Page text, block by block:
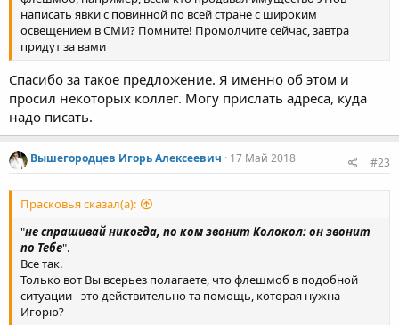
написать явки с повинной по всей стране с широким
освещением в СМИ? Помните! Промолчите сейчас, завтра
придут за вами
Спасибо за такое предложение. Я именно об этом и
просил некоторых коллег. Могу прислать адреса, куда
надо писать.
Вышегородцев Игорь Алексеевич 17 Май 2018 #23
Прасковья сказал(а):
"не спрашивай никогда, по ком звонит Колокол: он звонит
по Тебе".
Все так.
Только вот Вы всерьез полагаете, что флешмоб в подобной
ситуации - это действительно та помощь, которая нужна
Игорю?